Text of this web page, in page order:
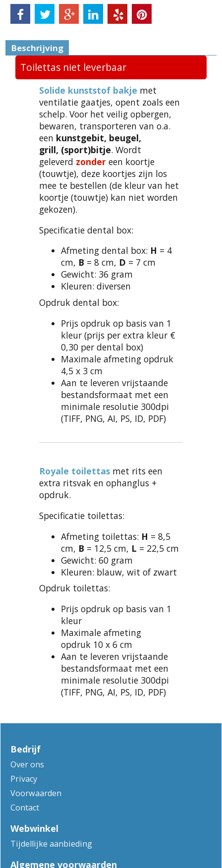
Beschrijving
Toilettas niet leverbaar
Solide kunststof bakje met
ventilatie gaatjes, opent zoals een
schelp. Voor het veilig opbergen,
bewaren, transporteren van o.a.
een kunstgebit, beugel,
grill, (sport)bitje. Wordt
geleverd zonder een koortje
(touwtje), deze koortjes zijn los
mee te bestellen (de kleur van het
koortje (touwtje) kan niet worden
gekozen).
Specificatie dental box:
Afmeting dental box: H = 4
cm, B = 8 cm, D = 7 cm
Gewicht: 36 gram
Kleuren: diversen
Opdruk dental box:
Prijs opdruk op basis van 1
kleur (prijs per extra kleur €
0,30 per dental box)
Maximale afmeting opdruk
4,5 x 3 cm
Aan te leveren vrijstaande
bestandsformaat met een
minimale resolutie 300dpi
(TIFF, PNG, AI, PS, ID, PDF)
Royale toilettas met rits een
extra ritsvak en ophanglus +
opdruk.
Specificatie toilettas:
Afmeting toilettas: H = 8,5
cm, B = 12,5 cm, L = 22,5 cm
Gewicht: 60 gram
Kleuren: blauw, wit of zwart
Opdruk toilettas:
Prijs opdruk op basis van 1
kleur
Maximale afmeting
opdruk 10 x 6 cm
Aan te leveren vrijstaande
bestandsformaat met een
minimale resolutie 300dpi
(TIFF, PNG, AI, PS, ID, PDF)
Bedrijf
Over ons
Privacy
Voorwaarden
Contact
Webwinkel
Tijdellijke aanbieding
Algemene voorwaarden